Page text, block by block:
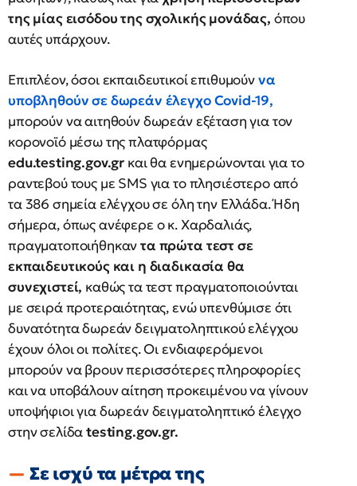
της μίας εισόδου της σχολικής μονάδας, όπου
αυτές υπάρχουν.
Επιπλέον, όσοι εκπαιδευτικοί επιθυμούννα
υποβληθούν σε δωρεάν έλεγχο Covid-19,
μπορούν να αιτηθούν δωρεάν εξέταση για τον
κορονοϊό μέσω της πλατφόρμας
edu.testing.gov.gr και θα ενημερώνονται για το
ραντεβού τους με SMS για το πλησιέστερο από
τα 386 σημεία ελέγχου σε όλη την Ελλάδα. Ήδη
σήμερα, όπως ανέφερε ο κ. Χαρδαλιάς,
πραγματοποιήθηκαντα πρώτα τεστ σε
εκπαιδευτικούς και η διαδικασία θα
συνεχιστεί, καθώς τα τεστ πραγματοποιούνται
με σειρά προτεραιότητας, ενώ υπενθύμισε ότι
δυνατότητα δωρεάν δειγματοληπτικού ελέγχου
έχουν όλοι οι πολίτες. Οι ενδιαφερόμενοι
μπορούν να βρουν περισσότερες πληροφορίες
και να υποβάλουν αίτηση προκειμένου να γίνουν
υποψήφιοι για δωρεάν δειγματοληπτικό έλεγχο
στην σελίδαtesting.gov.gr.
Σε ισχύ τα μέτρα της